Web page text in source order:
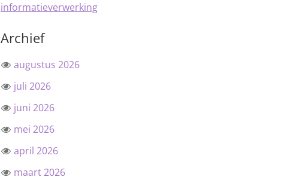
informatieverwerking
Archief
augustus 2026
juli 2026
juni 2026
mei 2026
april 2026
maart 2026